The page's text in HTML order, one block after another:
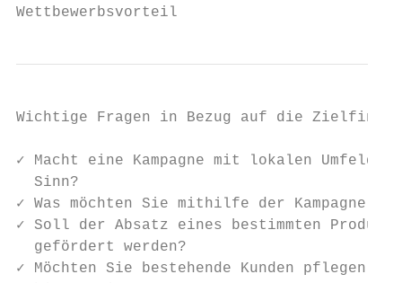
Wettbewerbsvorteil
Wichtige Fragen in Bezug auf die
✓ Macht eine Kampagne mit lokalen Umfeld
  Sinn?
✓ Was möchten Sie mithilfe der Kampagne
✓ Soll der Absatz eines bestimmten
  gefördert werden?
✓ Möchten Sie bestehende Kunden pflegen